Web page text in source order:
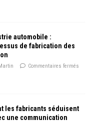
automobile :
de fabrication des
Commentaires fermés
les fabricants séduisent
une communication